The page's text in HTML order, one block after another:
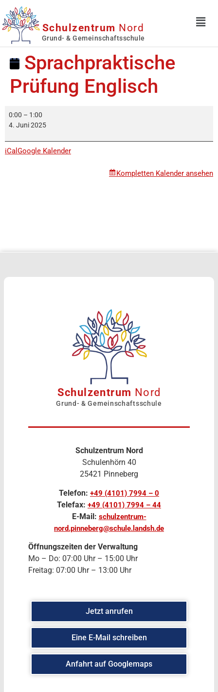
Schulzentrum Nord
Grund- & Gemeinschaftsschule
Sprachpraktische
Prüfung Englisch
0:00 – 1:00
4. Juni 2025
iCal Google Kalender
Kompletten Kalender ansehen
Schulzentrum Nord
Grund- & Gemeinschaftsschule
Schulzentrum Nord
Schulenhörn 40
25421 Pinneberg
Telefon: +49 (4101) 7994 – 0
Telefax: +49 (4101) 7994 – 44
E-Mail: schulzentrum-
nord.pinneberg@schule.landsh.de
Öffnungszeiten der Verwaltung
Mo – Do: 07:00 Uhr – 15:00 Uhr
Freitag: 07:00 Uhr – 13:00 Uhr
Jetzt anrufen
Eine E-Mail schreiben
Anfahrt auf Googlemaps